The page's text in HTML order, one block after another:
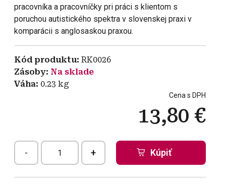
pracovníka a pracovníčky pri práci s klientom s
poruchou autistického spektra v slovenskej praxi v
komparácii s anglosaskou praxou.
Kód produktu RK0026
Zásoby Na sklade
Váha 0.23 kg
Cena s DPH
13,80 €
- +